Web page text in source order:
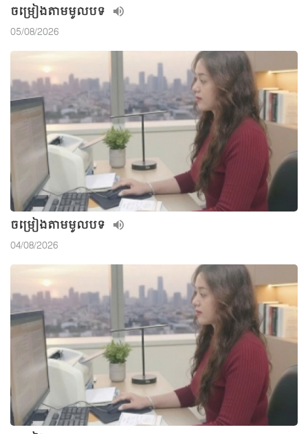
ចម្រៀងតាមមូលបទ
05/08/2026
ចម្រៀងតាមមូលបទ
04/08/2026